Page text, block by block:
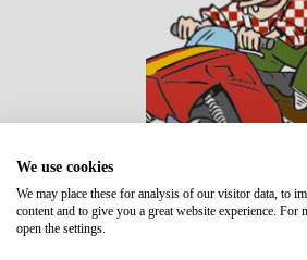
We use cookies
We may place these for analysis of our visitor data, to
content and to give you a great website experience.
open the settings.